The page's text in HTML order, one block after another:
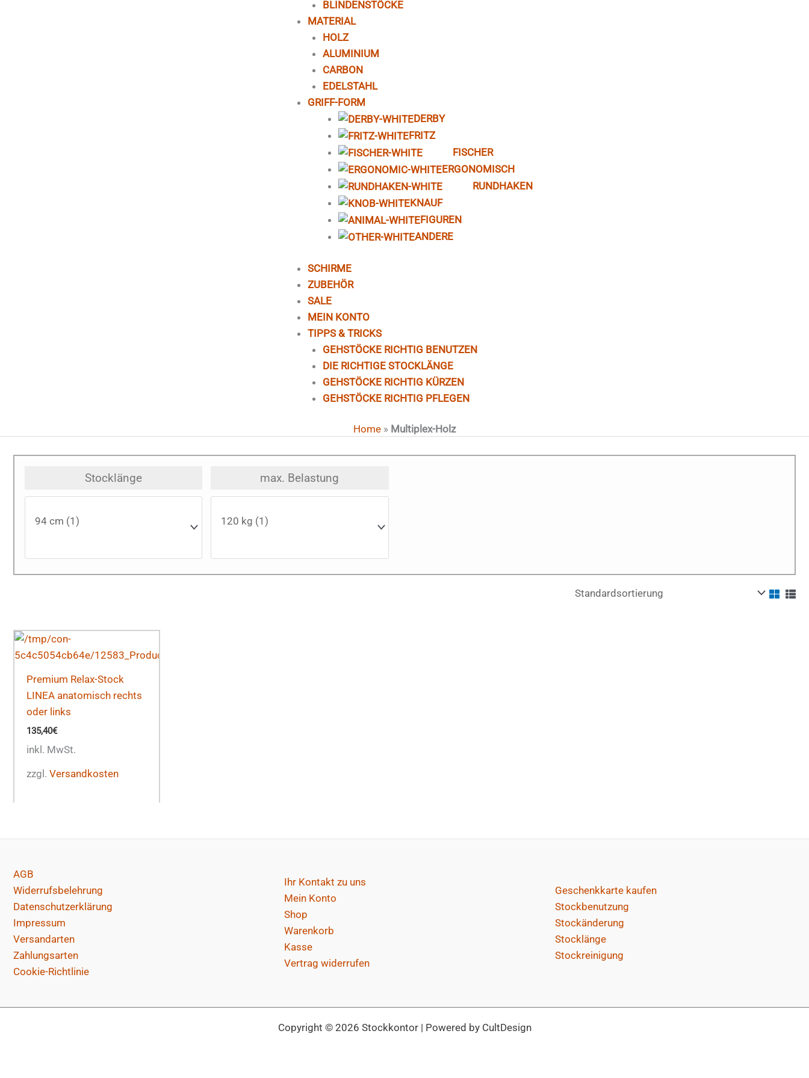
BLINDENSTÖCKE
MATERIAL
HOLZ
ALUMINIUM
CARBON
EDELSTAHL
GRIFF-FORM
DERBY
FRITZ
FISCHER
ERGONOMISCH
RUNDHAKEN
KNAUF
FIGUREN
ANDERE
SCHIRME
ZUBEHÖR
SALE
MEIN KONTO
TIPPS & TRICKS
GEHSTÖCKE RICHTIG BENUTZEN
DIE RICHTIGE STOCKLÄNGE
GEHSTÖCKE RICHTIG KÜRZEN
GEHSTÖCKE RICHTIG PFLEGEN
Home » Multiplex-Holz
Stocklänge max. Belastung
Premium Relax-Stock
LINEA anatomisch rechts
oder links
135,40€
inkl. MwSt.
zzgl.Versandkosten
AGB
Widerrufsbelehrung
Datenschutzerklärung
Impressum
Versandarten
Zahlungsarten
Cookie-Richtlinie
Ihr Kontakt zu uns
Mein Konto
Shop
Warenkorb
Kasse
Vertrag widerrufen
Geschenkkarte kaufen
Stockbenutzung
Stockänderung
Stocklänge
Stockreinigung
Copyright © 2026 Stockkontor | Powered by CultDesign